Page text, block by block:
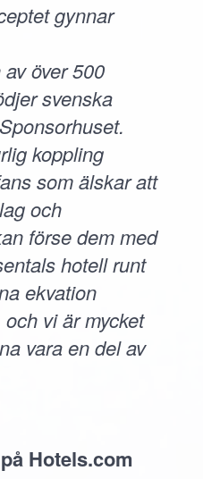
gynnar
över 500
svenska
koppling
som älskar att
och
förse dem med
hotell runt
ekvation
vi är mycket
vara en del av
Hotels.com